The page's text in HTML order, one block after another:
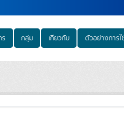
กลุ่ม เกี่ยวกับ ตัวอย่างการ